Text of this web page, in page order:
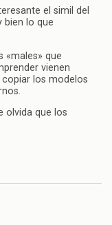
el simil del
bien lo que
«males» que
vienen
los modelos
olvida que los